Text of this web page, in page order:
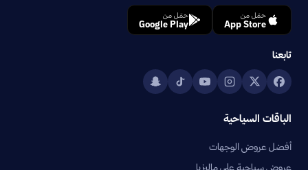
حمّل من
App Store
حمّل من
Google Play
تابعنا
الباقات السياحية
أفضل عروض الوجهات
عروض سياحية على ماليزيا